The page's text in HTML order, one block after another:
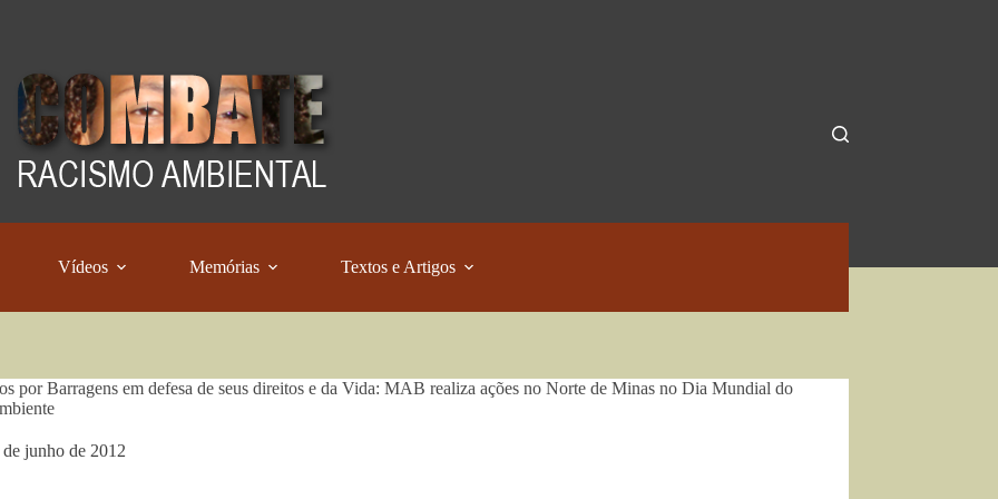
Vídeos Memórias Textos e Artigos
por Barragens em defesa de seus direitos e da Vida: MAB realiza ações no Norte de Minas no Dia Mundial do
de junho de 2012